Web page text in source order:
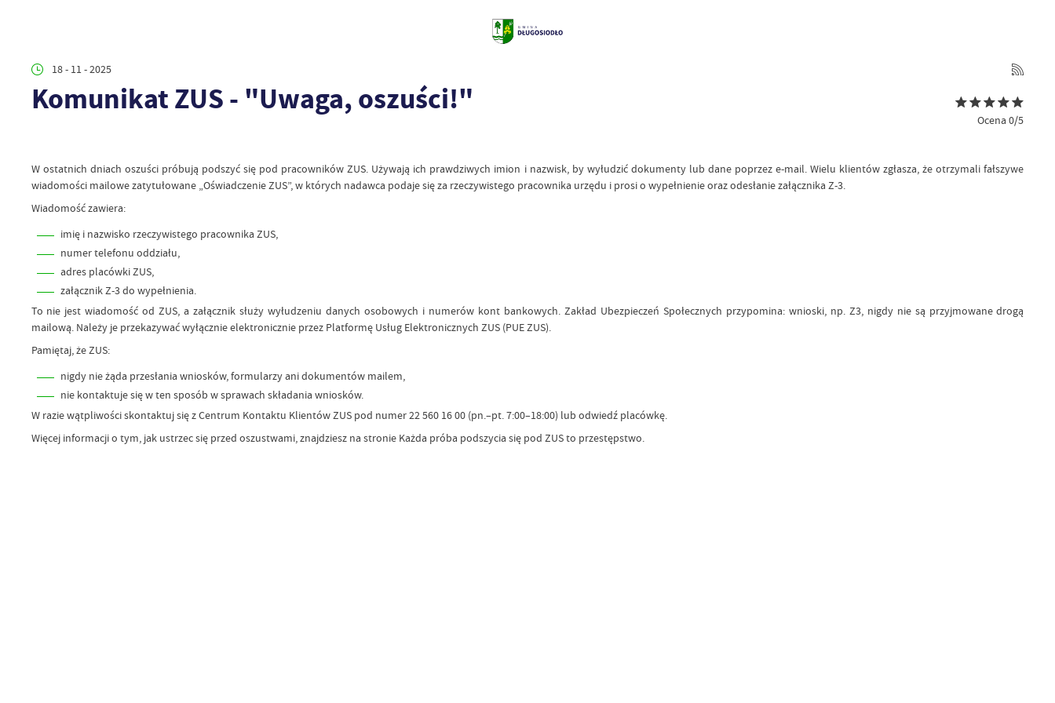
18 - 11 - 2025
Komunikat ZUS - "Uwaga, oszuści!"
Ocena 0/5
W ostatnich dniach oszuści próbują podszyć się pod pracowników ZUS. Używają ich prawdziwych imion i nazwisk, by wyłudzić dokumenty lub dane poprzez e-mail. Wielu klientów zgłasza, że otrzymali fałszywe
wiadomości mailowe zatytułowane „Oświadczenie ZUS”, w których nadawca podaje się za rzeczywistego pracownika urzędu i prosi o wypełnienie oraz odesłanie załącznika Z-3.
Wiadomość zawiera:
imię i nazwisko rzeczywistego pracownika ZUS,
numer telefonu oddziału,
adres placówki ZUS,
załącznik Z-3 do wypełnienia.
To nie jest wiadomość od ZUS, a załącznik służy wyłudzeniu danych osobowych i numerów kont bankowych. Zakład Ubezpieczeń Społecznych przypomina: wnioski, np. Z3, nigdy nie są przyjmowane drogą
mailową. Należy je przekazywać wyłącznie elektronicznie przez Platformę Usług Elektronicznych ZUS (PUE ZUS).
Pamiętaj, że ZUS:
nigdy nie żąda przesłania wniosków, formularzy ani dokumentów mailem,
nie kontaktuje się w ten sposób w sprawach składania wniosków.
W razie wątpliwości skontaktuj się z Centrum Kontaktu Klientów ZUS pod numer 22 560 16 00 (pn.–pt. 7:00–18:00) lub odwiedź placówkę.
Więcej informacji o tym, jak ustrzec się przed oszustwami, znajdziesz na stronie Każda próba podszycia się pod ZUS to przestępstwo.